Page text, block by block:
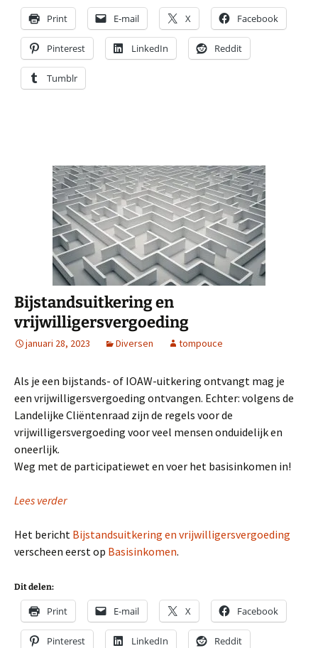
Print E-mail X Facebook
Pinterest LinkedIn Reddit
Tumblr
Bijstandsuitkering en
vrijwilligersvergoeding
januari 28, 2023 Diversen tompouce
Als je een bijstands- of IOAW-uitkering ontvangt mag je
een vrijwilligersvergoeding ontvangen. Echter: volgens de
Landelijke Cliëntenraad zijn de regels voor de
vrijwilligersvergoeding voor veel mensen onduidelijk en
oneerlijk.
Weg met de participatiewet en voer het basisinkomen in!
Lees verder
Het bericht Bijstandsuitkering en vrijwilligersvergoeding
verscheen eerst op Basisinkomen.
Dit delen:
Print E-mail X Facebook
Pinterest LinkedIn Reddit